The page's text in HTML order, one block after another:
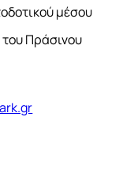
μέσου
του Πράσινου